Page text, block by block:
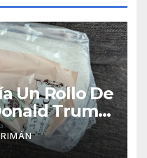
Un Rollo De
Trump
De